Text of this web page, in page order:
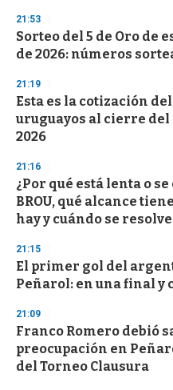
s
e
c
o
d
s
21:53
Sorteo del 5 de Oro de
de 2026: números
21:19
Esta es la cotización
uruguayos al cierre del
2026
21:16
¿Por qué está lenta o
BROU, qué alcance
hay y cuándo se
21:15
El primer gol del
Peñarol: en una final y
21:09
Franco Romero debió
preocupación en
del Torneo Clausura